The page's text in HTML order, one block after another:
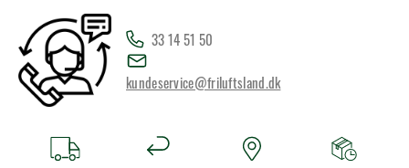
33 14 51 50
kundeservice@friluftsland.dk